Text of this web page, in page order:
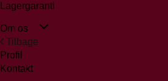
Lagergaranti
Om os
Tilbage
Profil
Kontakt